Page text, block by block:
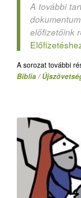
A további
előfizetőink
A sorozat további
Biblia /